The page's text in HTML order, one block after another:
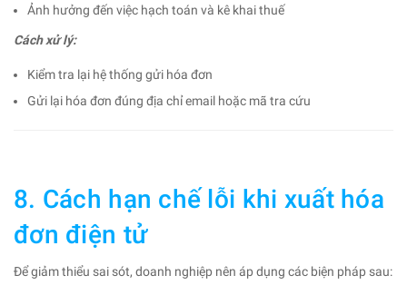
Ảnh hưởng đến việc hạch toán và kê khai thuế
Cách xử lý:
Kiểm tra lại hệ thống gửi hóa đơn
Gửi lại hóa đơn đúng địa chỉ email hoặc mã tra cứu
8. Cách hạn chế lỗi khi xuất hóa
đơn điện tử
Để giảm thiểu sai sót, doanh nghiệp nên áp dụng các biện pháp sau: